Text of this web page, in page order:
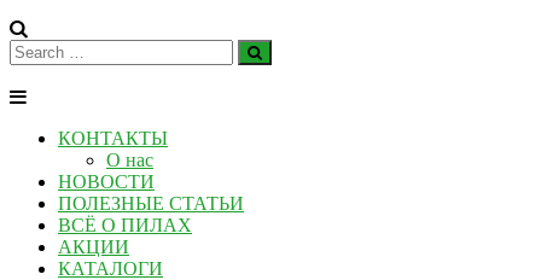
КОНТАКТЫ
О нас
НОВОСТИ
ПОЛЕЗНЫЕ СТАТЬИ
ВСЁ О ПИЛАХ
АКЦИИ
КАТАЛОГИ